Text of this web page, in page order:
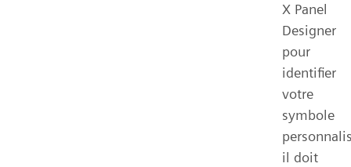
X Panel
Designer
pour
identifier
votre
symbole
il doit